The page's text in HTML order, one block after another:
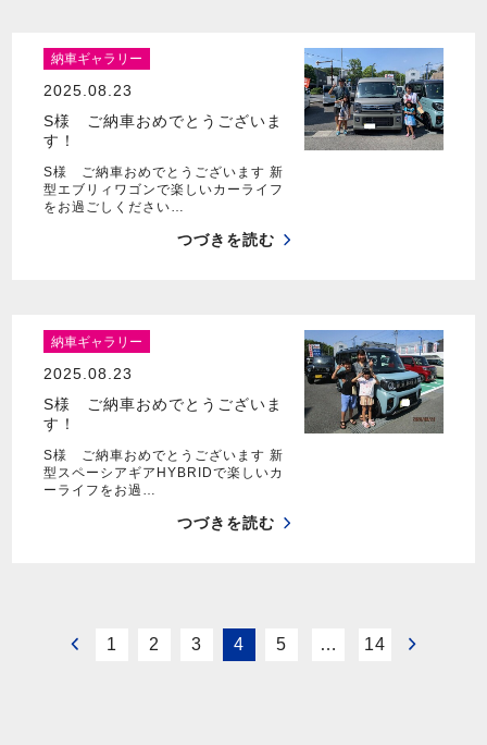
納車ギャラリー
2025.08.23
S様 ご納車おめでとうございま
す！
S様 ご納車おめでとうございます 新
型エブリィワゴンで楽しいカーライフ
をお過ごしください…
つづきを読む
納車ギャラリー
2025.08.23
S様 ご納車おめでとうございま
す！
S様 ご納車おめでとうございます 新
型スペーシアギアHYBRIDで楽しいカ
ーライフをお過…
つづきを読む
1 2 3 4 5 … 14